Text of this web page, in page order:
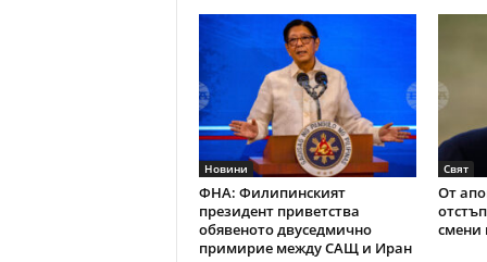
Новини
ФНА: Филипинският
президент приветства
обявеното двуседмично
примирие между САЩ и Иран
Свят
От
смени